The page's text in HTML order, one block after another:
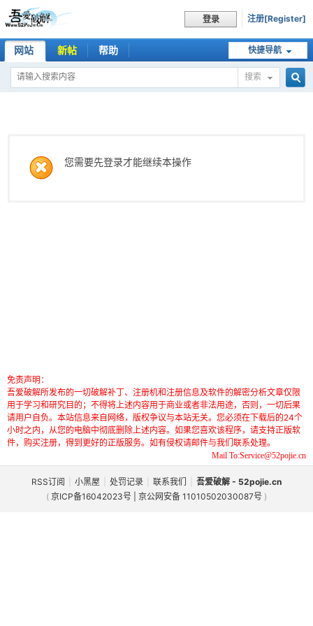
登录 注册[Register]
快捷导航
网站 新帖 帮助
搜索
您需要先登录才能继续本操作
免责声明：
吾爱破解所发布的一切破解补丁、注册机和注册信息及软件的解密分析文章仅限
用于学习和研究目的；不得将上述内容用于商业或者非法用途，否则，一切后果
请用户自负。本站信息来自网络，版权争议与本站无关。您必须在下载后的24个
小时之内，从您的电脑中彻底删除上述内容。如果您喜欢该程序，请支持正版软
件，购买注册，得到更好的正版服务。如有侵权请邮件与我们联系处理。
Mail To:Service@52pojie.cn
RSS订阅 小黑屋 处罚记录 联系我们
吾爱破解 - 52pojie.cn
( 京ICP备16042023号 | 京公网安备 11010502030087号 )